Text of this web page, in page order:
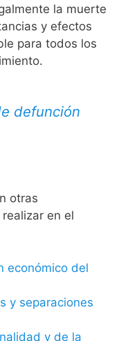
la muerte
y efectos
para todos los
defunción
otras
en el
económico del
y separaciones
y de la